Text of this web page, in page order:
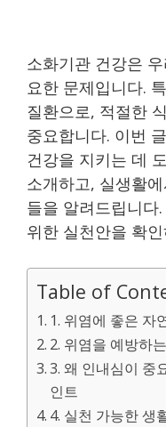
소화기관 건강은
요한 문제입니다.
질환으로, 적절한
중요합니다. 이번
건강을 지키는 데
소개하고, 실생활
들을 알려드립니다
위한 실천안을 확
Table of
1. 위염에 좋은 자
2. 위염을 예방하
3. 왜 인내심이 중
인트
4. 실천 가능한 생